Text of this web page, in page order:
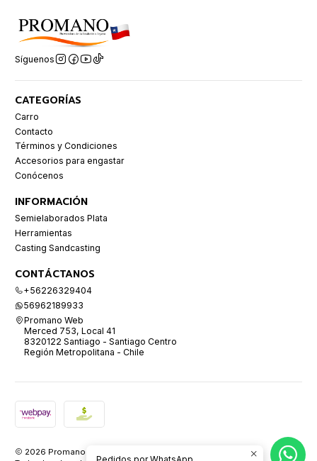
Síguenos
CATEGORÍAS
Carro
Contacto
Términos y Condiciones
Accesorios para engastar
Conócenos
INFORMACIÓN
Semielaborados Plata
Herramientas
Casting Sandcasting
CONTÁCTANOS
+56226329404
56962189933
Promano Web
Merced 753, Local 41
8320122 Santiago - Santiago Centro
Región Metropolitana - Chile
2026 Promano.
Pedidos por WhatsApp